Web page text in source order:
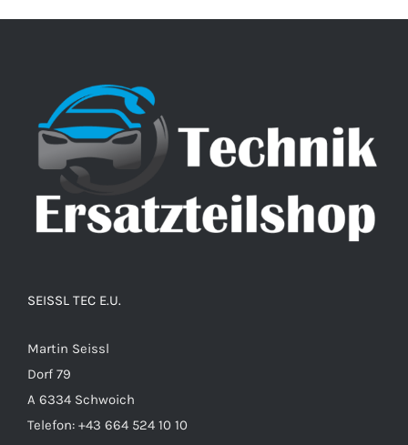
SEISSL TEC E.U.
Martin Seissl
Dorf 79
A 6334 Schwoich
Telefon: +43 664 524 10 10